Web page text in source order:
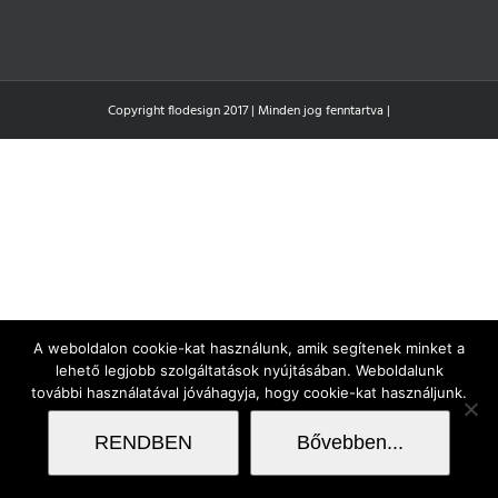
Copyright flodesign 2017 | Minden jog fenntartva |
A weboldalon cookie-kat használunk, amik segítenek minket a
lehető legjobb szolgáltatások nyújtásában. Weboldalunk
további használatával jóváhagyja, hogy cookie-kat használjunk.
RENDBEN Bővebben...